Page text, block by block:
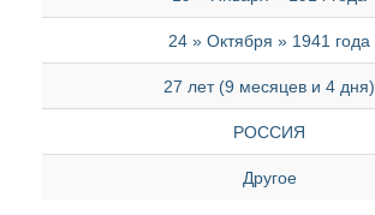
24 » Октября » 1941 года
27 лет (9 месяцев и 4 дня)
РОССИЯ
Другое